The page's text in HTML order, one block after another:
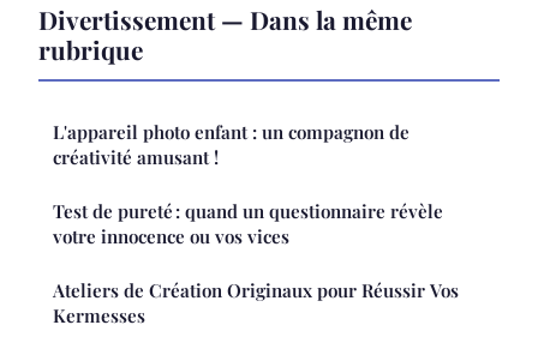
Divertissement — Dans la même
rubrique
L'appareil photo enfant : un compagnon de
créativité amusant !
Test de pureté : quand un questionnaire révèle
votre innocence ou vos vices
Ateliers de Création Originaux pour Réussir Vos
Kermesses